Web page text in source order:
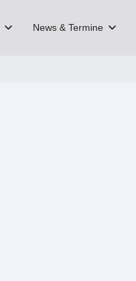
News & Termine